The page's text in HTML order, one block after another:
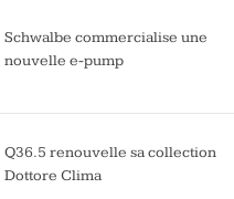
Schwalbe commercialise une
nouvelle e-pump
Q36.5 renouvelle sa collection
Dottore Clima